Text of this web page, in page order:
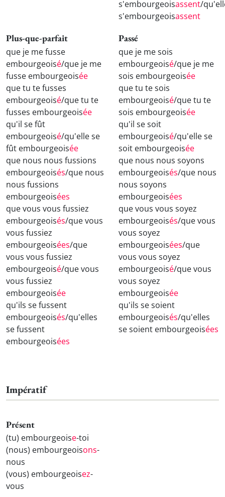
s'embourgeoisassent/
s'embourgeoisassent
Plus-que-parfait
que je me fusse
embourgeoisé/que je me
fusse embourgeoisée
que tu te fusses
embourgeoisé/que tu te
fusses embourgeoisée
qu'il se fût
embourgeoisé/qu'elle se
fût embourgeoisée
que nous nous fussions
embourgeoisés/que nous
nous fussions
embourgeoisées
que vous vous fussiez
embourgeoisés/que vous
vous fussiez
embourgeoisées/que
vous vous fussiez
embourgeoisé/que vous
vous fussiez
embourgeoisée
qu'ils se fussent
embourgeoisés/qu'elles
se fussent
embourgeoisées
Passé
que je me sois
embourgeoisé/que je me
sois embourgeoisée
que tu te sois
embourgeoisé/que tu te
sois embourgeoisée
qu'il se soit
embourgeoisé/qu'elle se
soit embourgeoisée
que nous nous soyons
embourgeoisés/que nous
nous soyons
embourgeoisées
que vous vous soyez
embourgeoisés/que vous
vous soyez
embourgeoisées/que
vous vous soyez
embourgeoisé/que vous
vous soyez
embourgeoisée
qu'ils se soient
embourgeoisés/qu'elles
se soient embourgeoisées
Impératif
Présent
(tu) embourgeoise-toi
(nous) embourgeoisons-
nous
(vous) embourgeoisez-
vous